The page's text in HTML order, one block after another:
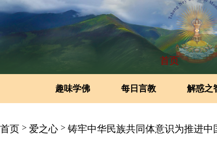
首页
趣味学佛 每日言教 解惑之
首页 > 爱之心 > 铸牢中华民族共同体意识为推进中